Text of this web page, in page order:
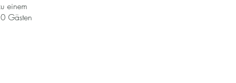
einem
Gästen